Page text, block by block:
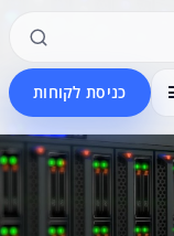
כניסת לקוחות